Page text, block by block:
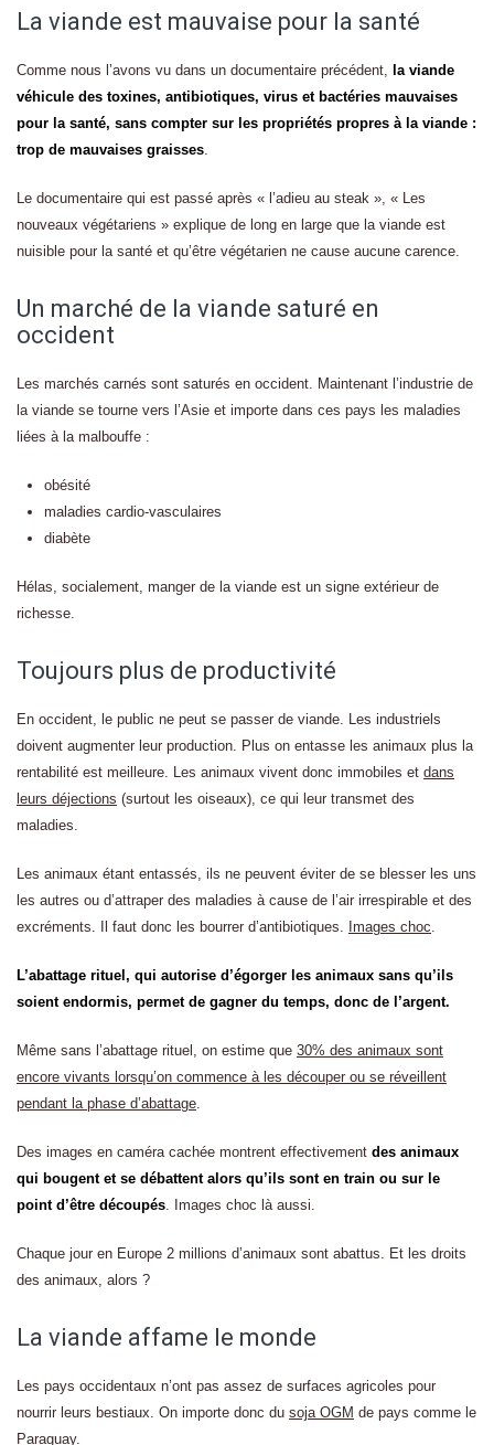
La viande est mauvaise pour la santé
Comme nous l’avons vu dans un documentaire précédent, la viande
véhicule des toxines, antibiotiques, virus et bactéries mauvaises
pour la santé, sans compter sur les propriétés propres à la viande :
trop de mauvaises graisses.
Le documentaire qui est passé après « l’adieu au steak », « Les
nouveaux végétariens » explique de long en large que la viande est
nuisible pour la santé et qu’être végétarien ne cause aucune carence.
Un marché de la viande saturé en
occident
Les marchés carnés sont saturés en occident. Maintenant l’industrie de
la viande se tourne vers l’Asie et importe dans ces pays les maladies
liées à la malbouffe :
obésité
maladies cardio-vasculaires
diabète
Hélas, socialement, manger de la viande est un signe extérieur de
richesse.
Toujours plus de productivité
En occident, le public ne peut se passer de viande. Les industriels
doivent augmenter leur production. Plus on entasse les animaux plus la
rentabilité est meilleure. Les animaux vivent donc immobiles et dans
leurs déjections (surtout les oiseaux), ce qui leur transmet des
maladies.
Les animaux étant entassés, ils ne peuvent éviter de se blesser les uns
les autres ou d’attraper des maladies à cause de l’air irrespirable et des
excréments. Il faut donc les bourrer d’antibiotiques. Images choc.
L’abattage rituel, qui autorise d’égorger les animaux sans qu’ils
soient endormis, permet de gagner du temps, donc de l’argent.
Même sans l’abattage rituel, on estime que 30% des animaux sont
encore vivants lorsqu’on commence à les découper ou se réveillent
pendant la phase d’abattage.
Des images en caméra cachée montrent effectivement des animaux
qui bougent et se débattent alors qu’ils sont en train ou sur le
point d’être découpés. Images choc là aussi.
Chaque jour en Europe 2 millions d’animaux sont abattus. Et les droits
des animaux, alors ?
La viande affame le monde
Les pays occidentaux n’ont pas assez de surfaces agricoles pour
nourrir leurs bestiaux. On importe donc du soja OGM de pays comme le
Paraguay.